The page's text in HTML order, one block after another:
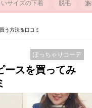
いサイズの下着 脱毛
う方法＆口コミ
ぽっちゃりコーデ
ースを買ってみ